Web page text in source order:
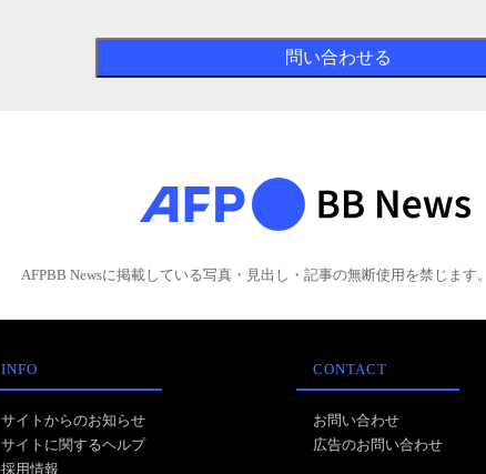
AFPBB Newsに掲載している写真・見出し・記事の無断使用を禁じます
INFO
サイトからのお知らせ
サイトに関するヘルプ
採用情報
CONTACT
お問い合わせ
広告のお問い合わせ